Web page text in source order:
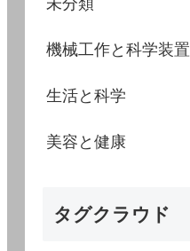
未分類
機械工作と科学装置
生活と科学
美容と健康
タグクラウド